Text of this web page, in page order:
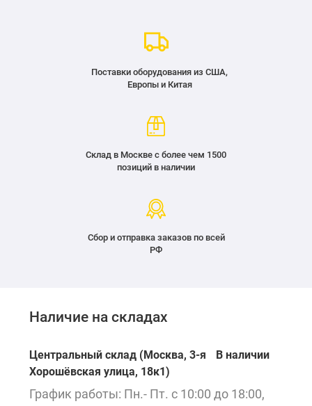
Поставки оборудования из США,
Европы и Китая
Склад в Москве с более чем 1500
позиций в наличии
Сбор и отправка заказов по всей
РФ
Наличие на складах
Центральный склад (Москва, 3-я
Хорошёвская улица, 18к1)
В наличии
График работы: Пн.- Пт. с 10:00 до 18:00,